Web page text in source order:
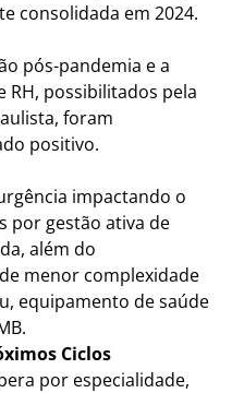
consolidada em 2024.
pós-pandemia e a
possibilitados pela
foram
positivo.
impactando o
por gestão ativa de
além do
menor complexidade
equipamento de saúde
Ciclos
por especialidade,